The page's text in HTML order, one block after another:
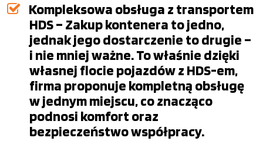
Kompleksowa obsługa z transportem
HDS – Zakup kontenera to jedno,
jednak jego dostarczenie to drugie –
i nie mniej ważne. To właśnie dzięki
własnej flocie pojazdów z HDS-em,
firma proponuje kompletną obsługę
w jednym miejscu, co znacząco
podnosi komfort oraz
bezpieczeństwo współpracy.